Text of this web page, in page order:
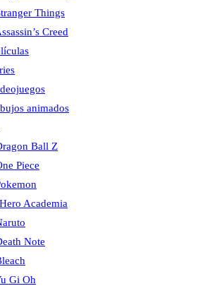
Things
Creed
animados
Ball Z
Piece
Academia
Note
Gi Oh